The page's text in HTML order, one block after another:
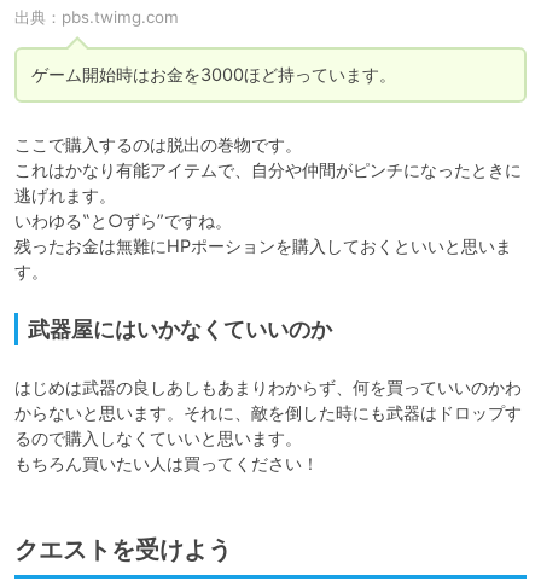
出典： pbs.twimg.com
ここで購入するのは脱出の巻物です。
これはかなり有能アイテムで、自分や仲間がピンチになったときに
逃げれます。
いわゆる‟と○ずら”ですね。
残ったお金は無難にHPポーションを購入しておくといいと思いま
武器屋にはいかなくていいのか
はじめは武器の良しあしもあまりわからず、何を買っていいのかわ
からないと思います。それに、敵を倒した時にも武器はドロップす
るので購入しなくていいと思います。
もちろん買いたい人は買ってください！
クエストを受けよう